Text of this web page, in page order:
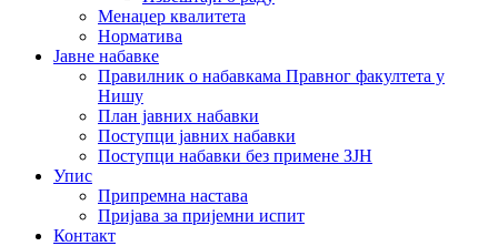
Менаџер квалитета
Норматива
Јавне набавке
Правилник о набавкама Правног факултета у
Нишу
План јавних набавки
Поступци јавних набавки
Поступци набавки без примене ЗЈН
Упис
Припремна настава
Пријава за пријемни испит
Контакт